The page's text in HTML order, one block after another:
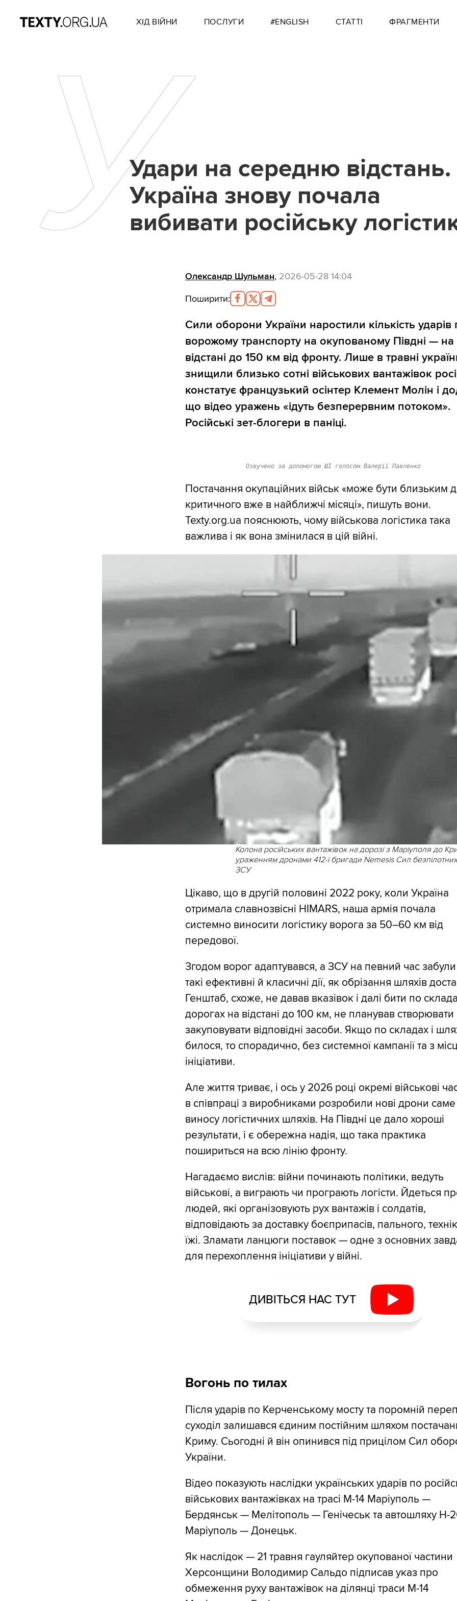
ХІД ВІЙНИ ПОСЛУГИ #ENGLISH СТАТТІ ФРАГМЕНТИ
УУдари на середню відстань.
Україна знову почала
вибивати російську
Олександр Шульман, 2026-05-28 14:04
Поширити:
Сили оборони України наростили кількість ударів
ворожому транспорту на окупованому Півдні — на
відстані до 150 км від фронту. Лише в травні
знищили близько сотні військових вантажівок
констатує французький осінтер Клемент Молін і
що відео уражень «ідуть безперервним потоком».
Російські зет-блогери в паніці.
Озвучено за допомогою ШІ голосом Валерії Павленко
Постачання окупаційних військ «може бути близьким
критичного вже в найближчі місяці», пишуть вони.
Texty.org.ua пояснюють, чому військова логістика така
важлива і як вона змінилася в цій війні.
Колона російських вантажівок на дорозі з Маріуполя до
ураженням дронами 412-ї бригади Nemesis Сил
ЗСУ
Цікаво, що в другій половині 2022 року, коли Україна
отримала славнозвісні HIMARS, наша армія почала
системно виносити логістику ворога за 50–60 км від
передової.
Згодом ворог адаптувався, а ЗСУ на певний час
такі ефективні й класичні дії, як обрізання шляхів
Генштаб, схоже, не давав вказівок і далі бити по
дорогах на відстані до 100 км, не планував створювати
закуповувати відповідні засоби. Якщо по складах і
билося, то спорадично, без системної кампанії та з
ініціативи.
Але життя триває, і ось у 2026 році окремі військові
в співпраці з виробниками розробили нові дрони
виносу логістичних шляхів. На Півдні це дало хороші
результати, і є обережна надія, що така практика
пошириться на всю лінію фронту.
Нагадаємо вислів: війни починають політики, ведуть
військові, а виграють чи програють логісти. Йдеться
людей, які організовують рух вантажів і солдатів,
відповідають за доставку боєприпасів, пального,
їжі. Зламати ланцюги поставок — одне з основних
для перехоплення ініціативи у війні.
ДИВІТЬСЯ НАС ТУТ
Вогонь по тилах
Після ударів по Керченському мосту та поромній
суходіл залишався єдиним постійним шляхом
Криму. Сьогодні й він опинився під прицілом Сил
України.
Відео показують наслідки українських ударів по
військових вантажівках на трасі М-14 Маріуполь —
Бердянськ — Мелітополь — Генічеськ та автошляху Н-
Маріуполь — Донецьк.
Як наслідок — 21 травня гауляйтер окупованої частини
Херсонщини Володимир Сальдо підписав указ про
обмеження руху вантажівок на ділянці траси М-14